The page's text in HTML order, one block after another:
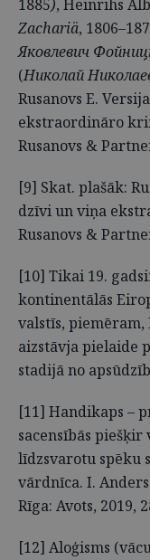
1885), Heinrihs
Zachariä,
Яковлевич
(Николай
Rusanovs E.
ekstraordināro
Rusanovs &
[9] Skat. plašāk:
dzīvi un viņa
Rusanovs &
[10] Tikai 19.
kontinentālās
valstīs, piemēram,
aizstāvja pielaide
stadijā no
[11] Handikaps –
sacensībās
līdzsvarotu spēku
vārdnīca. I.
Rīga: Avots, 2019,
[12] Aloģisms